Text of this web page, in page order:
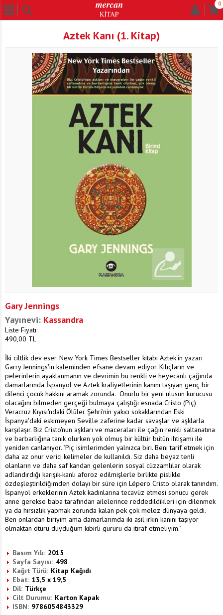
0
Aztek Kanı (1. Kitap)
Gary Jennings
Yayınevi: Kassandra
Liste Fiyatı:
490,00 TL
İki ciltlik dev eser. New York Times Bestseller kitabı Aztek'in yazarı
Garry Jennings'in kaleminden efsane devam ediyor. Kılıçların ve
pelerinlerin ayaklanmanın ve devrimin bu renkli ve heyecanlı çağında
damarlarında İspanyol ve Aztek kraliyetlerinin kanını taşıyan genç bir
dilenci çocuk hakkını aramak zorunda. Onurlu bir yeni ulusun kurucusu
olacağını bilmeden gerçeği bulmaya çalıştığı esnada Cristo (Piç)
Veracruz Kıyısı'ndaki Ölüler Şehri'nin yakıcı sokaklarından Eski
İspanya'daki eskimeyen Seville zaferine kadar savaşlar ve aşklarla
karşılaşır. Biz Cristo'nun aşkları ve maceraları ile çağın renkli saltanatına
ve barbarlığına tanık olurken yok olmuş bir kültür bütün ihtişamı ile
yeniden canlanıyor. "Piç isimlerimden yalnızca biri. Beni tarif etmek için
daha az onur verici kelimeler de kullanıldı. Siz daha beyaz tenli
olanların ve daha saf kandan gelenlerin sosyal cüzzamlılar olarak
adlandırdığı karışık-kanlı aforoz edilmişlerle birlikte pislikle
özdeşleştirildiğimden dolayı bir süre için Lépero Cristo olarak tanındım.
İspanyol erkeklerinin Aztek kadınlarına tecavüz etmesi sonucu gerek
anne gerekse baba tarafından ailelerince reddedildikleri için dilenmek
ya da hırsızlık yapmak zorunda kalan pek çok melez dünyaya geldi.
Ben onlardan biriyim ama damarlarımda iki asil ırkın kanını taşıyor
olmaktan ötürü duyduğum kibirli gururu da itiraf etmeliyim."
Basım Yılı: 2015
Sayfa Sayısı: 498
Kağıt Türü: Kitap Kağıdı
Ebat: 13,5 x 19,5
Dil: Türkçe
Cilt Durumu: Karton Kapak
ISBN: 9786054843329